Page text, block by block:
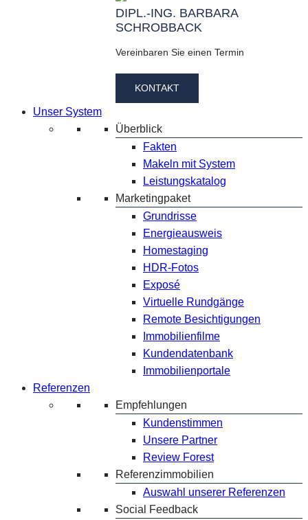
DIPL.-ING. BARBARA
SCHROBBACK
Vereinbaren Sie einen Termin
KONTAKT
Unser System
Überblick
Fakten
Makeln mit System
Leistungskatalog
Marketingpaket
Grundrisse
Energieausweis
Homestaging
HDR-Fotos
Exposé
Virtuelle Rundgänge
Remote Besichtigungen
Immobilienfilme
Kundendatenbank
Immobilienportale
Referenzen
Empfehlungen
Kundenstimmen
Unsere Partner
Review Forest
Referenzimmobilien
Auswahl unserer Referenzen
Social Feedback